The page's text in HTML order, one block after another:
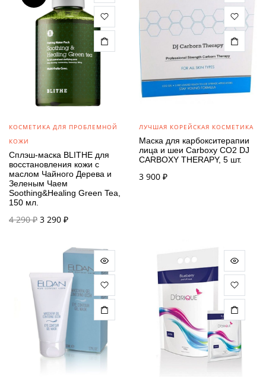
КОСМЕТИКА ДЛЯ ПРОБЛЕМНОЙ
КОЖИ
Сплэш-маска BLITHE для
восстановления кожи с
маслом Чайного Дерева и
Зеленым Чаем
Soothing&Healing Green Tea,
150 мл.
4 290₽ Первоначальная
4 290 ₽.
3 290 ₽Текущая
ЛУЧШАЯ КОРЕЙСКАЯ КОСМЕТИКА
Маска для карбокситерапии
лица и шеи Carboxy CO2 DJ
CARBOXY THERAPY, 5 шт.
3 900 ₽